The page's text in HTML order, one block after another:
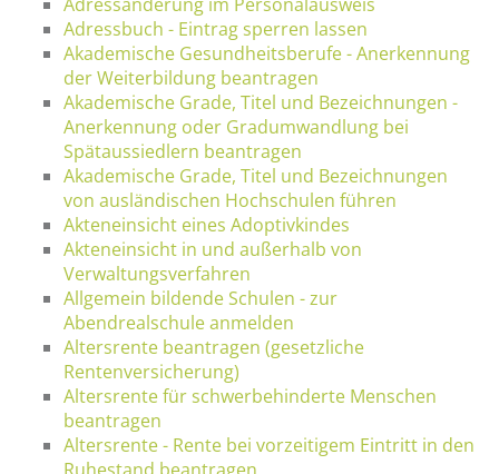
Adressbuch - Eintrag sperren lassen
Akademische Gesundheitsberufe - Anerkennung
der Weiterbildung beantragen
Akademische Grade, Titel und Bezeichnungen -
Anerkennung oder Gradumwandlung bei
Spätaussiedlern beantragen
Akademische Grade, Titel und Bezeichnungen
von ausländischen Hochschulen führen
Akteneinsicht eines Adoptivkindes
Akteneinsicht in und außerhalb von
Verwaltungsverfahren
Allgemein bildende Schulen - zur
Abendrealschule anmelden
Altersrente beantragen (gesetzliche
Rentenversicherung)
Altersrente für schwerbehinderte Menschen
beantragen
Altersrente - Rente bei vorzeitigem Eintritt in den
Ruhestand beantragen